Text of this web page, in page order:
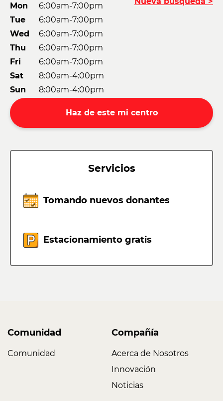
Mon
6:00am-7:00pm
Tue
6:00am-7:00pm
Wed
6:00am-7:00pm
Thu
6:00am-7:00pm
Fri
6:00am-7:00pm
Sat
8:00am-4:00pm
Sun
8:00am-4:00pm
Haz de este mi centro
Servicios
Tomando nuevos donantes
Estacionamiento gratis
Comunidad
Comunidad
Compañía
Acerca de Nosotros
Innovación
Noticias